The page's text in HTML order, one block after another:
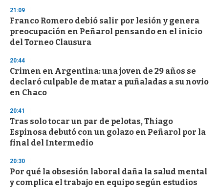
21:09
Franco Romero debió salir por lesión y genera
preocupación en Peñarol pensando en el inicio
del Torneo Clausura
20:44
Crimen en Argentina: una joven de 29 años se
declaró culpable de matar a puñaladas a su novio
en Chaco
20:41
Tras solo tocar un par de pelotas, Thiago
Espinosa debutó con un golazo en Peñarol por la
final del Intermedio
20:30
Por qué la obsesión laboral daña la salud mental
y complica el trabajo en equipo según estudios